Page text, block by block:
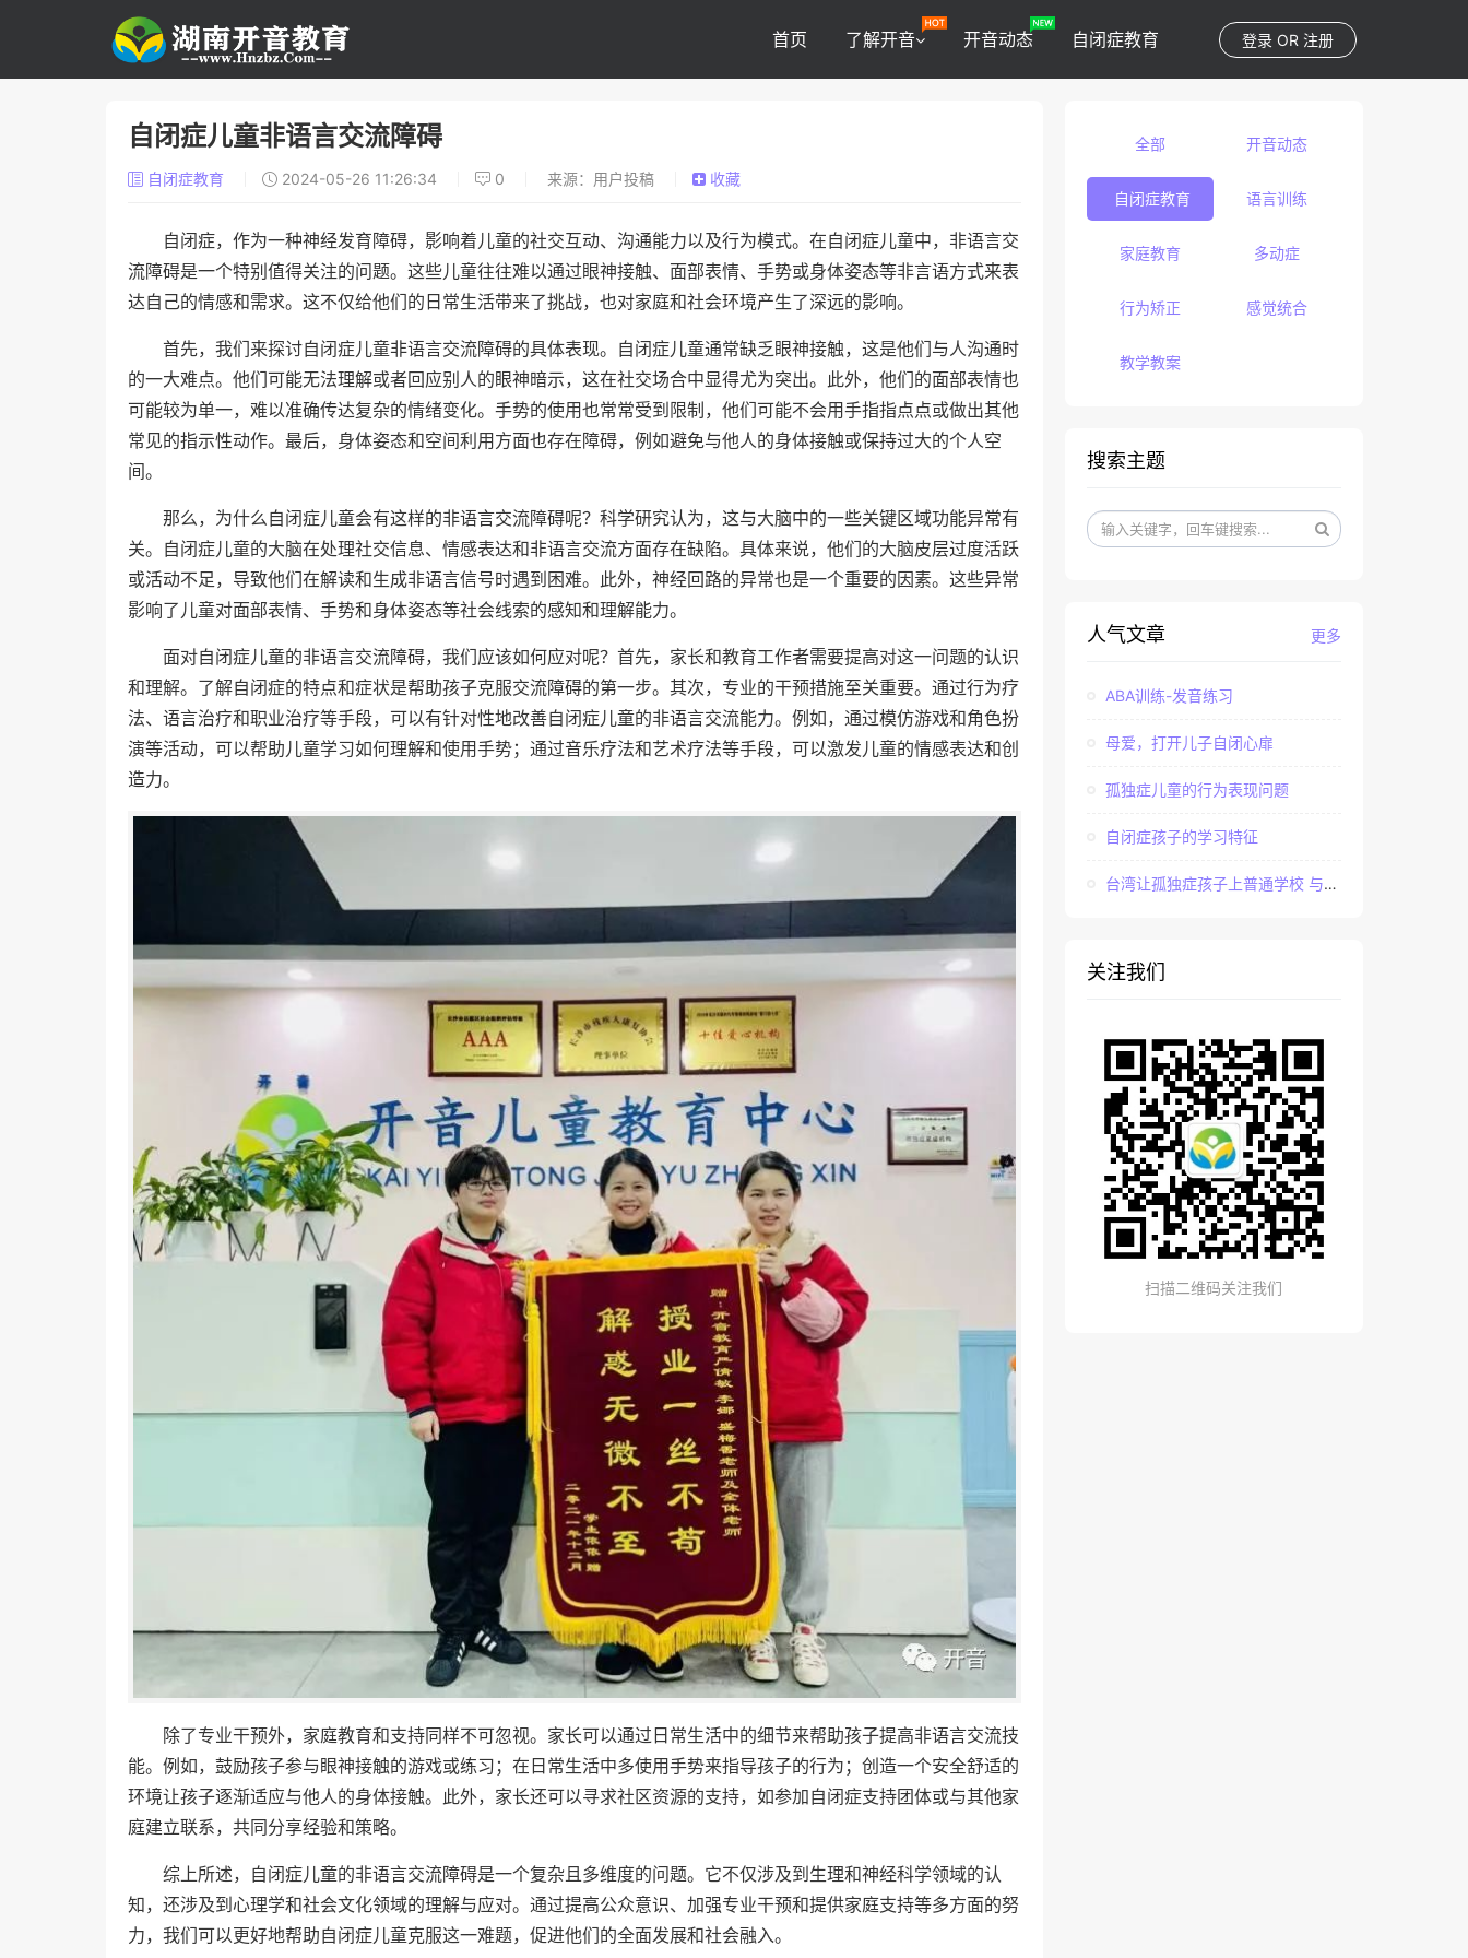
登录 OR 注册
首页 了解开音 开音动态 自闭症教育
自闭症儿童非语言交流障碍
自闭症教育 2024-05-26 11:26:34 0 来源：用户投稿 收藏
自闭症，作为一种神经发育障碍，影响着儿童的社交互动、沟通能力以及行为模式。在自闭症儿童中，非语言交
流障碍是一个特别值得关注的问题。这些儿童往往难以通过眼神接触、面部表情、手势或身体姿态等非言语方式来表
达自己的情感和需求。这不仅给他们的日常生活带来了挑战，也对家庭和社会环境产生了深远的影响。
首先，我们来探讨自闭症儿童非语言交流障碍的具体表现。自闭症儿童通常缺乏眼神接触，这是他们与人沟通时
的一大难点。他们可能无法理解或者回应别人的眼神暗示，这在社交场合中显得尤为突出。此外，他们的面部表情也
可能较为单一，难以准确传达复杂的情绪变化。手势的使用也常常受到限制，他们可能不会用手指指点点或做出其他
常见的指示性动作。最后，身体姿态和空间利用方面也存在障碍，例如避免与他人的身体接触或保持过大的个人空
间。
那么，为什么自闭症儿童会有这样的非语言交流障碍呢？科学研究认为，这与大脑中的一些关键区域功能异常有
关。自闭症儿童的大脑在处理社交信息、情感表达和非语言交流方面存在缺陷。具体来说，他们的大脑皮层过度活跃
或活动不足，导致他们在解读和生成非语言信号时遇到困难。此外，神经回路的异常也是一个重要的因素。这些异常
影响了儿童对面部表情、手势和身体姿态等社会线索的感知和理解能力。
面对自闭症儿童的非语言交流障碍，我们应该如何应对呢？首先，家长和教育工作者需要提高对这一问题的认识
和理解。了解自闭症的特点和症状是帮助孩子克服交流障碍的第一步。其次，专业的干预措施至关重要。通过行为疗
法、语言治疗和职业治疗等手段，可以有针对性地改善自闭症儿童的非语言交流能力。例如，通过模仿游戏和角色扮
演等活动，可以帮助儿童学习如何理解和使用手势；通过音乐疗法和艺术疗法等手段，可以激发儿童的情感表达和创
造力。
除了专业干预外，家庭教育和支持同样不可忽视。家长可以通过日常生活中的细节来帮助孩子提高非语言交流技
能。例如，鼓励孩子参与眼神接触的游戏或练习；在日常生活中多使用手势来指导孩子的行为；创造一个安全舒适的
环境让孩子逐渐适应与他人的身体接触。此外，家长还可以寻求社区资源的支持，如参加自闭症支持团体或与其他家
庭建立联系，共同分享经验和策略。
综上所述，自闭症儿童的非语言交流障碍是一个复杂且多维度的问题。它不仅涉及到生理和神经科学领域的认
知，还涉及到心理学和社会文化领域的理解与应对。通过提高公众意识、加强专业干预和提供家庭支持等多方面的努
力，我们可以更好地帮助自闭症儿童克服这一难题，促进他们的全面发展和社会融入。
全部 开音动态
自闭症教育 语言训练
家庭教育 多动症
行为矫正 感觉统合
教学教案
搜索主题
更多
人气文章
ABA训练-发音练习
母爱，打开儿子自闭心扉
孤独症儿童的行为表现问题
自闭症孩子的学习特征
台湾让孤独症孩子上普通学校 与社会“融合”
关注我们
扫描二维码关注我们